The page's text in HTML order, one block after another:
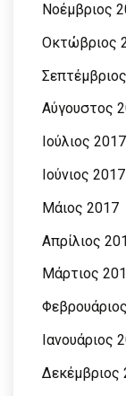
Νοέμβριος
Οκτώβριος
Αύγουστος
Ιούλιος 2017
Ιούνιος 2017
Μάιος 2017
Απρίλιος
Μάρτιος
Ιανουάριος
Δεκέμβριος